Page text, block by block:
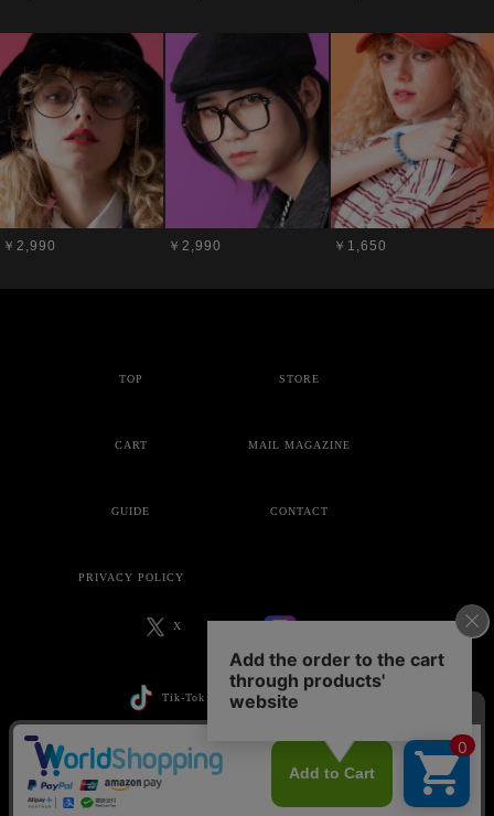
￥2,990 ￥2,990 ￥1,650
TOP STORE
CART MAIL MAGAZINE
GUIDE CONTACT
PRIVACY POLICY
X
Tik-Tok
Copyright © ankoROCK all rights reserved.